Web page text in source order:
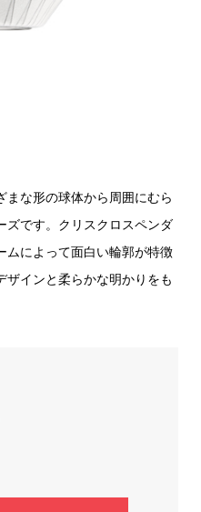
まな形の球体から周囲にむら
ズです。クリスクロスペンダ
ムによって面白い輪郭が特徴
ザインと柔らかな明かりをも